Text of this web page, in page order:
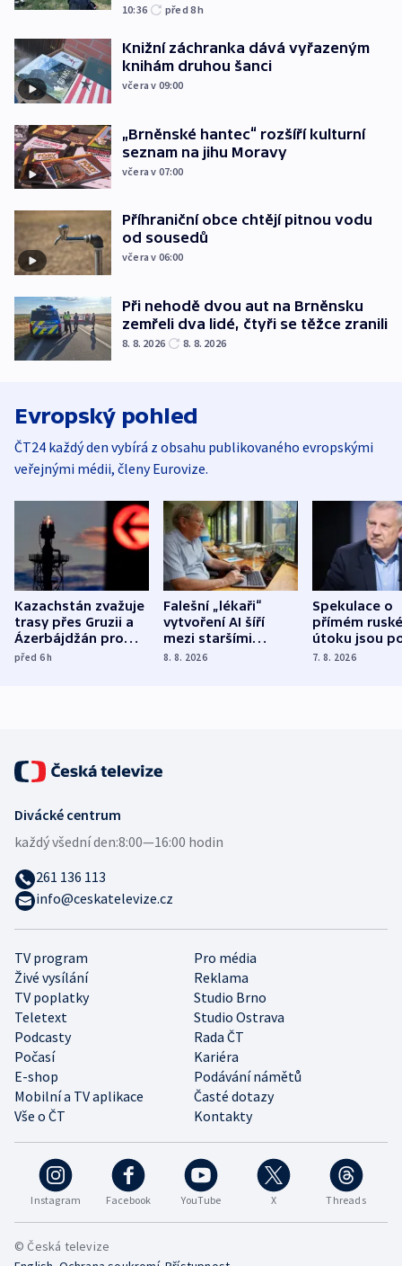
10:36 před 8h
Knižní záchranka dává vyřazeným
knihám druhou šanci
včera v 09:00
„Brněnské hantec“ rozšíří kulturní
seznam na jihu Moravy
včera v 07:00
Příhraniční obce chtějí pitnou vodu
od sousedů
včera v 06:00
Při nehodě dvou aut na Brněnsku
zemřeli dva lidé, čtyři se těžce zranili
8. 8. 2026 8. 8. 2026
Evropský pohled
ČT24 každý den vybírá z obsahu publikovaného evropskými
veřejnými médii, členy Eurovize.
Kazachstán zvažuje
trasy přes Gruzii a
Ázerbájdžán pro
vývoz ropy do
před 6h
Falešní „lékaři“
vytvoření AI šíří
mezi staršími
Poláky nebezpečné
8. 8. 2026
Spekulace o
přímém
útoku jsou
míní
7. 8. 2026
Instagram Facebook YouTube X Threads
TV program
Pro média
Živé vysílání
Reklama
TV poplatky
Studio Brno
Teletext
Studio Ostrava
Podcasty
Rada ČT
Počasí
Kariéra
E-shop
Podávání námětů
Mobilní a TV aplikace
Časté dotazy
Vše o ČT
Kontakty
Divácké centrum
každý všední den:8:00—16:00 hodin
261 136 113
info@ceskatelevize.cz
© Česká televize